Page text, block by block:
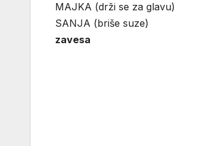
MAJKA (drži se za glavu)
SANJA (briše suze)
zavesa